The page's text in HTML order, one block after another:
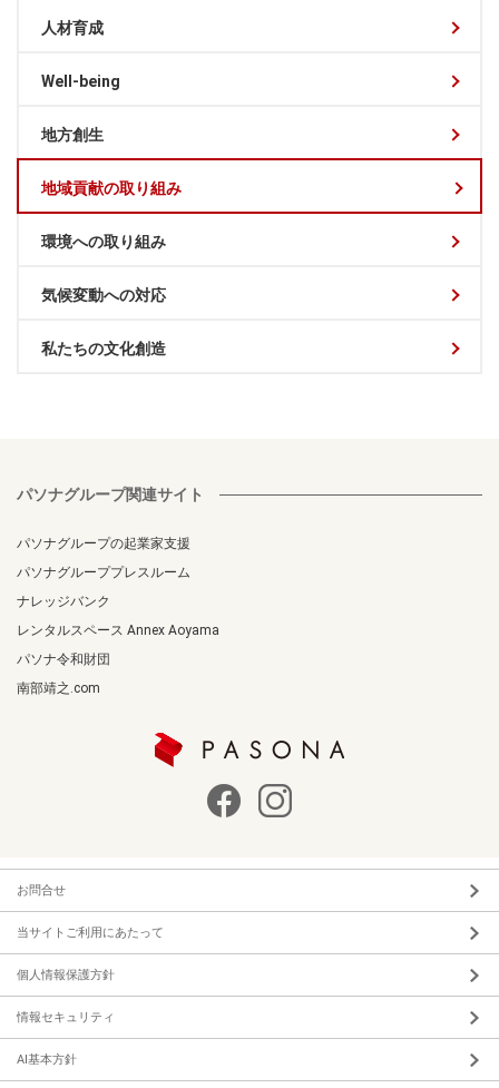
人材育成
Well-being
地方創生
地域貢献の取り組み
環境への取り組み
気候変動への対応
私たちの文化創造
パソナグループ関連サイト
パソナグループの起業家支援
パソナグループプレスルーム
ナレッジバンク
レンタルスペース Annex Aoyama
パソナ令和財団
南部靖之.com
お問合せ
当サイトご利用にあたって
個人情報保護方針
情報セキュリティ
AI基本方針